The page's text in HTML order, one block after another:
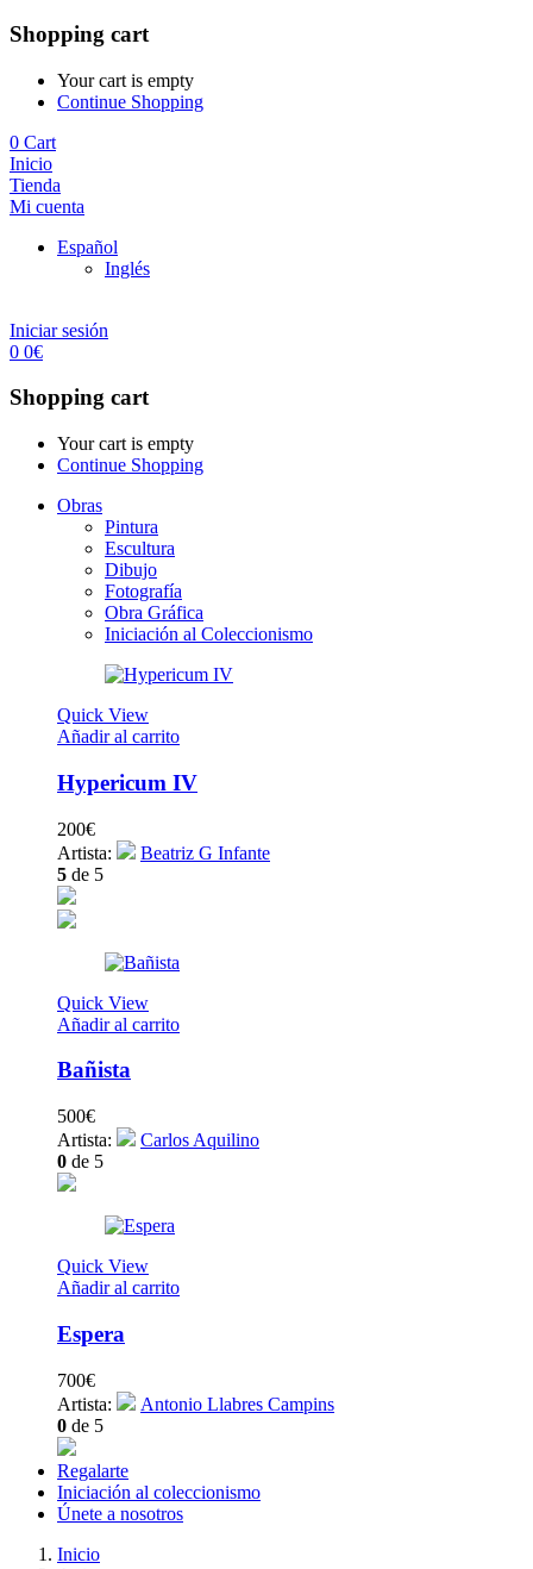
Shopping cart
Your cart is empty
Continue Shopping
0 Cart
Inicio
Tienda
Mi cuenta
Español
Inglés
Iniciar sesión
0 0€
Shopping cart
Your cart is empty
Continue Shopping
Obras
Pintura
Escultura
Dibujo
Fotografía
Obra Gráfica
Iniciación al Coleccionismo
Quick View
Añadir al carrito
Hypericum IV
200€
Artista:
Beatriz G Infante
5 de 5
Quick View
Añadir al carrito
Bañista
500€
Artista:
Carlos Aquilino
0 de 5
Quick View
Añadir al carrito
Espera
700€
Artista:
Antonio Llabres Campins
0 de 5
Regalarte
Iniciación al coleccionismo
Únete a nosotros
Inicio